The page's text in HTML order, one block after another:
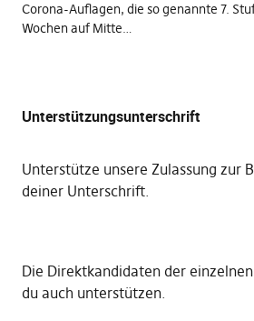
Corona-Auflagen, die so genannte 7.
Wochen auf Mitte…
Unterstützungsunterschrift
Unterstütze unsere Zulassung zur
deiner Unterschrift.
Die Direktkandidaten der
du auch unterstützen.